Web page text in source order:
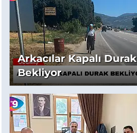
Arkacılar Kapalı Durak
Bekliyor